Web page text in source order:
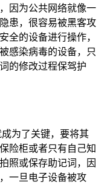
因为公共网络就像一
患，很容易被黑客攻
全的设备进行操作，
感染病毒的设备，只
的修改过程保驾护
为了关键，要将其
险柜或者只有自己知
照或保存助记词，因
一旦电子设备被攻